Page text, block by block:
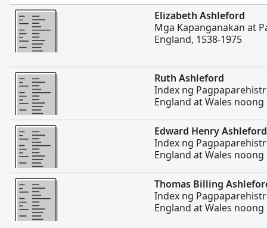
Magpakita ng mas marami
Elizabeth Ashleford
Mga Kapanganakan at
England, 1538-1975
Magpakita ng mas marami
Ruth Ashleford
Index ng
England at Wales noong
Magpakita ng mas marami
Edward Henry Ashleford
Index ng
England at Wales noong
Magpakita ng mas marami
Thomas Billing
Index ng
England at Wales noong